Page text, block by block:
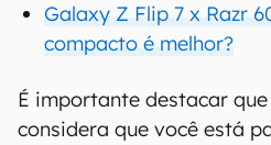
Galaxy Z Flip 7 x Razr
compacto é melhor?
É importante destacar
considera que você está